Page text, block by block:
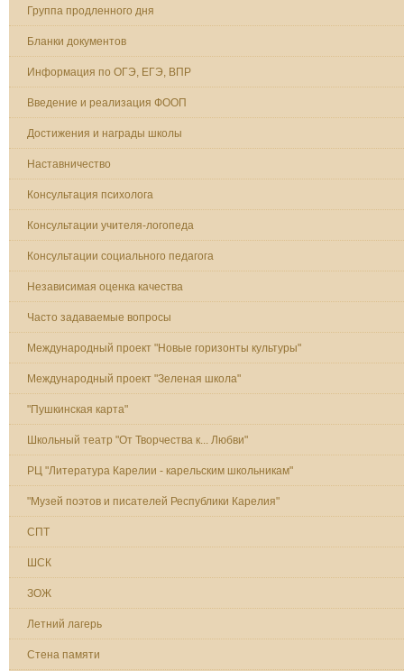
Группа продленного дня
Бланки документов
Информация по ОГЭ, ЕГЭ, ВПР
Введение и реализация ФООП
Достижения и награды школы
Наставничество
Консультация психолога
Консультации учителя-логопеда
Консультации социального педагога
Независимая оценка качества
Часто задаваемые вопросы
Международный проект "Новые горизонты культуры"
Международный проект "Зеленая школа"
"Пушкинская карта"
Школьный театр "От Творчества к... Любви"
РЦ "Литература Карелии - карельским школьникам"
"Музей поэтов и писателей Республики Карелия"
СПТ
ШСК
ЗОЖ
Летний лагерь
Стена памяти